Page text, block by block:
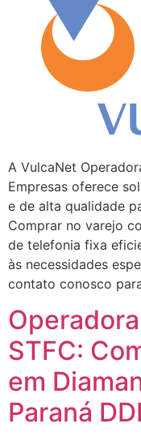
A VulcaNet
Empresas oferece
e de alta qualidade
Comprar no varejo
de telefonia fixa
às necessidades
contato conosco
STFC:
em
Paraná